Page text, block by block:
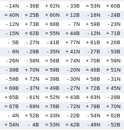
- 14N - 36B + 62N - 33B = 53N + 60B
= 40N = 25B + 60N + 12B - 16N - 24B
- 12N + 73B + 68B - 7N + 59B - 23N
- 15N = 62B = 55N + 44B - 12N + 71B
- 5B - 27N - 41B + 77N + 61B = 26B
- 6N - 29B - 35N + 41N - 27B - 53B
- 26N - 58N = 56B = 74N + 70B + 59N
- 39B + 70N = 59B - 20N = 46B + 51N
- 59B + 72N = 39B - 30N + 58B - 31N
+ 69B - 37N = 49B - 27N + 72B + 45N
+ 65B - 61N = 52N + 43B + 63N - 29B
= 67B - 69N = 76B - 72N + 79B + 70N
- 4N + 52B = 33N - 22B - 54N + 62B
+ 54N - 4B = 53N = 42B - 48N - 52B